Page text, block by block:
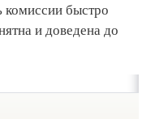
комиссии быстро
и доведена до